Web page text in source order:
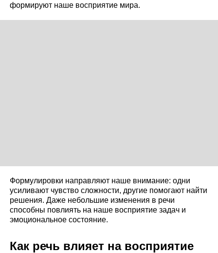
формируют наше восприятие мира.
Формулировки направляют наше внимание: одни
усиливают чувство сложности, другие помогают найти
решения. Даже небольшие изменения в речи
способны повлиять на наше восприятие задач и
эмоциональное состояние.
Как речь влияет на восприятие